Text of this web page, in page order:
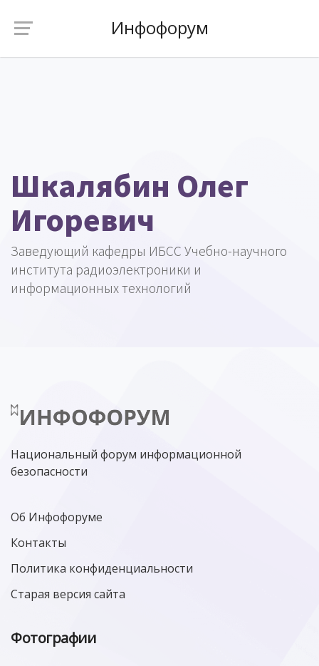
Инфофорум
Шкалябин Олег
Игоревич
Заведующий кафедры ИБСС Учебно-научного
института радиоэлектроники и
информационных технологий
Национальный форум информационной
безопасности
Об Инфофоруме
Контакты
Политика конфиденциальности
Старая версия сайта
Фотографии